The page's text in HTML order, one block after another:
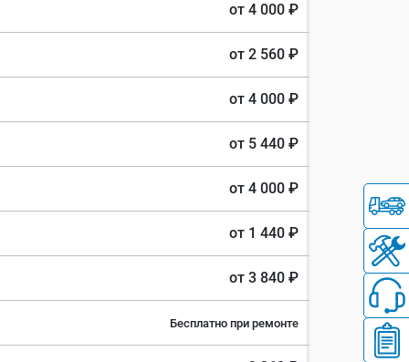
от 4 000 ₽
от 2 560 ₽
от 4 000 ₽
от 5 440 ₽
от 4 000 ₽
от 1 440 ₽
от 3 840 ₽
Бесплатно при ремонте